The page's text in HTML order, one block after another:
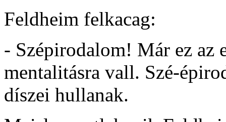
Feldheim felkacag:
- Szépirodalom! Már ez az
mentalitásra vall. Szé-
díszei hullanak.